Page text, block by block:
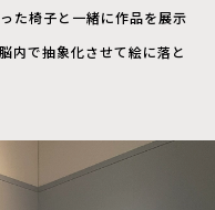
た椅子と一緒に作品を展示
内で抽象化させて絵に落と